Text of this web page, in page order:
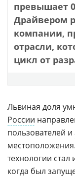
превышает
Драйвером
компании,
отрасли,
цикл от
Львиная доля
России
пользователей и
технологии стал
когда был